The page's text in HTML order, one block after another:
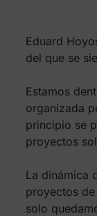
Eduard
del que se
Estamos
organizada
principio se
proyectos
La dinámica
proyectos
solo